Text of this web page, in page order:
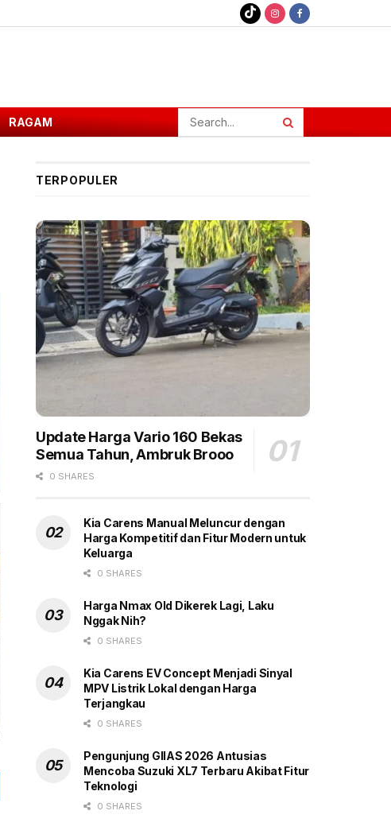
RAGAM
TERPOPULER
Update Harga Vario 160 Bekas
Semua Tahun, Ambruk Brooo
0 SHARES
Kia Carens Manual Meluncur dengan
Harga Kompetitif dan Fitur Modern untuk
Keluarga
0 SHARES
Harga Nmax Old Dikerek Lagi, Laku
Nggak Nih?
0 SHARES
Kia Carens EV Concept Menjadi Sinyal
MPV Listrik Lokal dengan Harga
Terjangkau
0 SHARES
Pengunjung GIIAS 2026 Antusias
Mencoba Suzuki XL7 Terbaru Akibat Fitur
Teknologi
0 SHARES